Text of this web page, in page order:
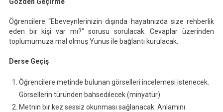
Öğrencilere “Ebeveynlerinizin dışında hayatınızda size rehberlik
eden bir kişi var mı?” sorusu sorulacak. Cevaplar üzerinden
toplumumuza mal olmuş Yunus ile bağlantı kurulacak.
Derse Geçiş
Öğrencilere metinde bulunan görselleri incelemesi istenecek.
Görsellerin türünden bahsedilecek (minyatür).
Metnin bir kez sessiz okunması sağlanacak. Anlamını